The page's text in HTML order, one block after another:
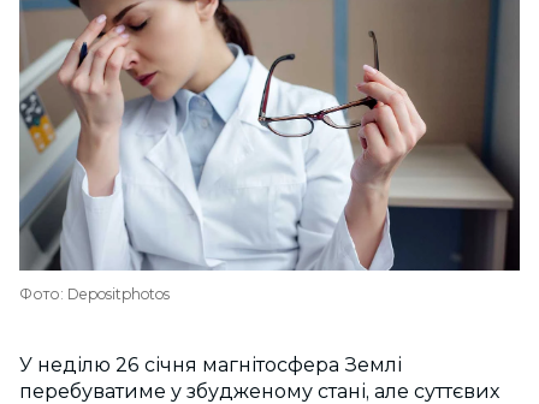
Фото: Depositphotos
У неділю 26 січня магнітосфера Землі
перебуватиме у збудженому стані, але суттєвих